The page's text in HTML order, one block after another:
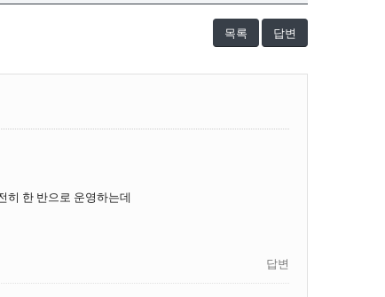
목록 답변
히 한 반으로 운영하는데
답변